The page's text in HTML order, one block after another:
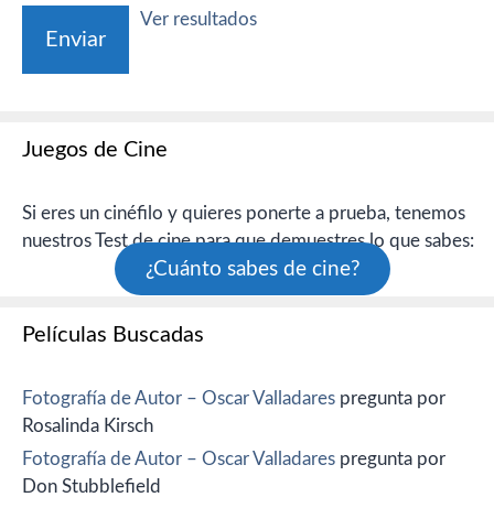
Ver resultados
Juegos de Cine
Si eres un cinéfilo y quieres ponerte a prueba, tenemos
nuestros Test de cine para que demuestres lo que sabes:
¿Cuánto sabes de cine?
Películas Buscadas
Fotografía de Autor – Oscar Valladares pregunta por
Rosalinda Kirsch
Fotografía de Autor – Oscar Valladares pregunta por
Don Stubblefield